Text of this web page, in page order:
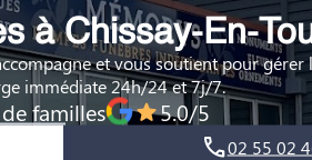
à Chissay-En-
et vous soutient pour gérer
immédiate 24h/24 et 7j/7.
familles 5.0/5
02 55 02